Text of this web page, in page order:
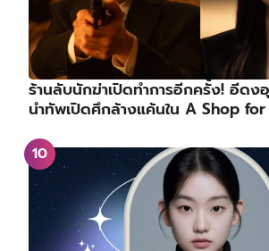
ร้านลับนักฆ่าเปิดทำการอีกครั้ง! อีด
นำทัพเปิดศึกล้างแค้นใน A Shop